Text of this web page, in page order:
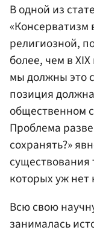
В одной из
«Консерватизм
религиозной,
более, чем в
мы должны это
позиция
общественном
Проблема
сохранять?»
существования
которых уж нет
Всю свою
занималась